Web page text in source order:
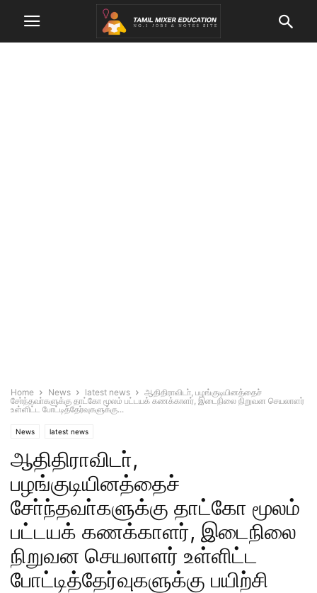
Home News latest news
ஆதிதிராவிடா், பழங்குடியினத்தைச்
சோ்ந்தவா்களுக்கு தாட்கோ மூலம் பட்டயக் கணக்காளர், இடைநிலை நிறுவன செயலாளர்
உள்ளிட்ட போட்டித்தேர்வுகளுக்கு...
News latest news
ஆதிதிராவிடா்,
பழங்குடியினத்தைச்
சோ்ந்தவா்களுக்கு தாட்கோ மூலம்
பட்டயக் கணக்காளர், இடைநிலை
நிறுவன செயலாளர் உள்ளிட்ட
போட்டித்தேர்வுகளுக்கு பயிற்சி